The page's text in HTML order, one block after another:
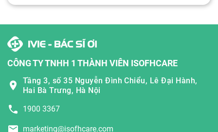
CÔNG TY TNHH 1 THÀNH VIÊN ISOFHCARE
Tầng 3, số 35 Nguyễn Đình Chiểu, Lê Đại Hành,
Hai Bà Trưng, Hà Nội
1900 3367
marketing@isofhcare.com